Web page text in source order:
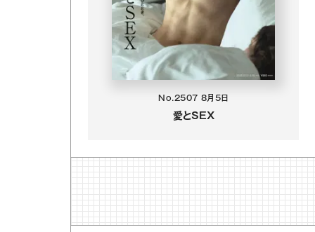
No.2507 8月5日
愛とSEX